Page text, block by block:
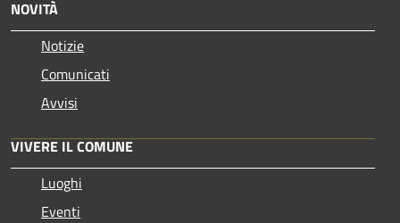
NOVITÀ
Notizie
Comunicati
Avvisi
VIVERE IL COMUNE
Luoghi
Eventi